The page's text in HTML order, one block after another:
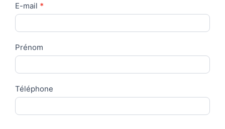
Contact
Us
E-mail *
Prénom
Téléphone